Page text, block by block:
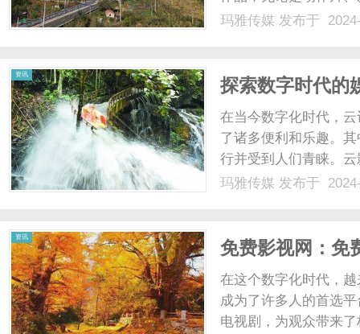
到。用户只需在网站
玛雅传媒 发布于
资讯
探索数字时代的
在当今数字化时代，
了诸多便利和乐趣。
行并受到人们青睐。
众可以随时随地通过
玛雅传媒 发布于
资讯
免费影视网：免
在这个数字化时代，
成为了许多人的首选
电视剧，为观众带来